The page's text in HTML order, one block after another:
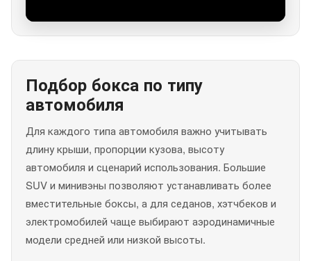
Подбор бокса по типу
автомобиля
Для каждого типа автомобиля важно учитывать
длину крыши, пропорции кузова, высоту
автомобиля и сценарий использования. Большие
SUV и минивэны позволяют устанавливать более
вместительные боксы, а для седанов, хэтчбеков и
электромобилей чаще выбирают аэродинамичные
модели средней или низкой высоты.